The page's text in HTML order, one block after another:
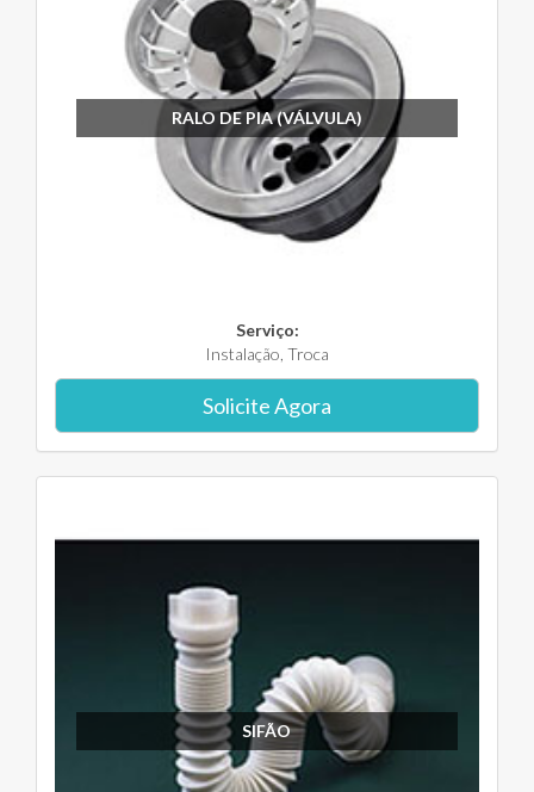
RALO DE PIA (VÁLVULA)
Serviço:
Instalação, Troca
Solicite Agora
SIFÃO